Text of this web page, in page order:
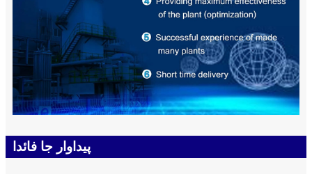
پيداوار جا فائدا